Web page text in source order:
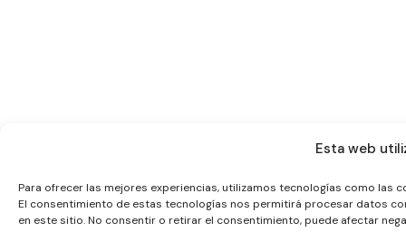
Esta web
Para ofrecer las mejores experiencias, utilizamos tecnologías como las
El consentimiento de estas tecnologías nos permitirá procesar datos
en este sitio. No consentir o retirar el consentimiento, puede afectar